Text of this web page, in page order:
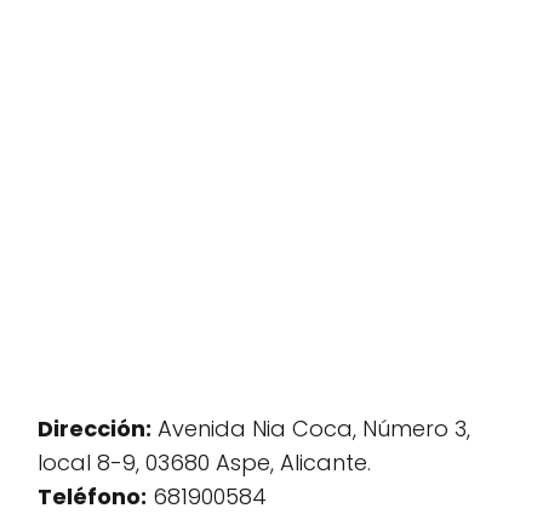
Dirección: Avenida Nia Coca, Número 3,
local 8-9, 03680 Aspe, Alicante.
Teléfono: 681900584